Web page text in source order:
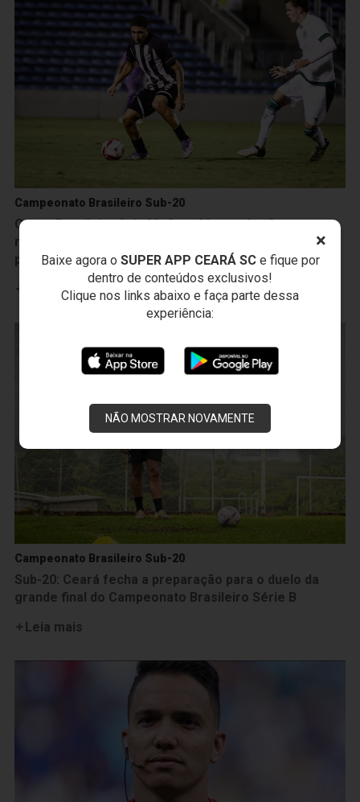
×
Baixe agora o SUPER APP CEARÁ SCe fique por
dentro de conteúdos exclusivos!
Clique nos links abaixo e faça parte dessa
experiência:
NÃO MOSTRAR NOVAMENTE
Campeonato Brasileiro Sub-20
Camp. Brasileiro Sub-20: Ceará luta até o fim, empata
no tempo normal, mas é superado pelo Goiás nos
pênaltis
Leia mais
Campeonato Brasileiro Sub-20
Sub-20: Ceará fecha a preparação para o duelo da
grande final do Campeonato Brasileiro Série B
Leia mais